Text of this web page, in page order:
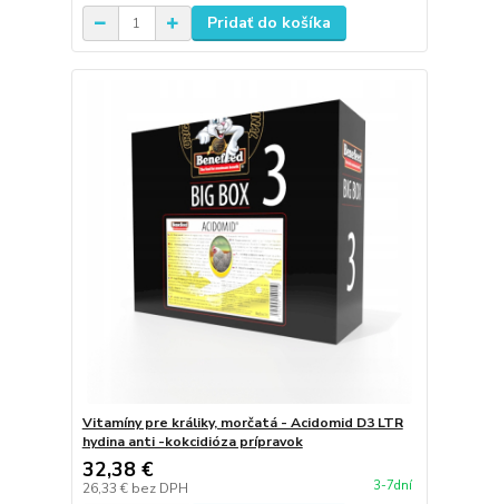
Pridať do košíka
Vitamíny pre králiky, morčatá - Acidomid D3 LTR
hydina anti -kokcidióza prípravok
32,38 €
26,33 € bez DPH 3-7dní